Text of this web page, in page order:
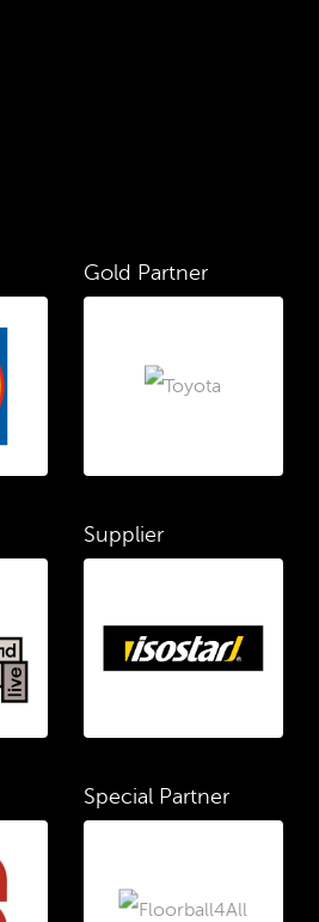
Gold Partner
Supplier
Special Partner